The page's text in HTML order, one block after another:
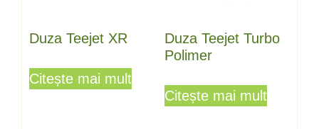
Duza Teejet XR
Citește mai mult
Duza Teejet Turbo
Polimer
Citește mai mult